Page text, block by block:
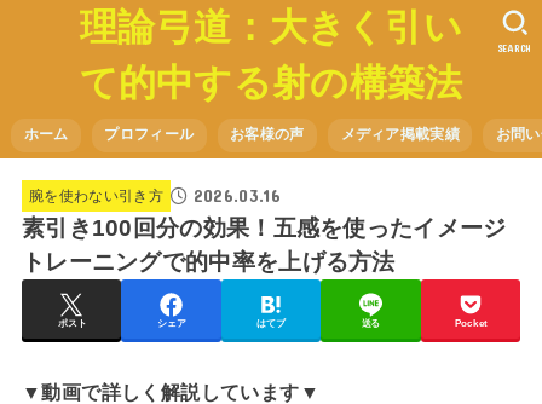
理論弓道：大きく引い
て的中する射の構築法
ホーム プロフィール お客様の声 メディア掲載実績 お問
SEARCH
腕を使わない引き方 2026.03.16
素引き100回分の効果！五感を使ったイメージ
トレーニングで的中率を上げる方法
ポスト シェア はてブ 送る Pocket
▼動画で詳しく解説しています▼